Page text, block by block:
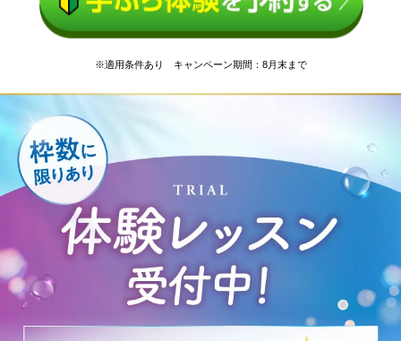
※適用条件あり キャンペーン期間：8月末まで